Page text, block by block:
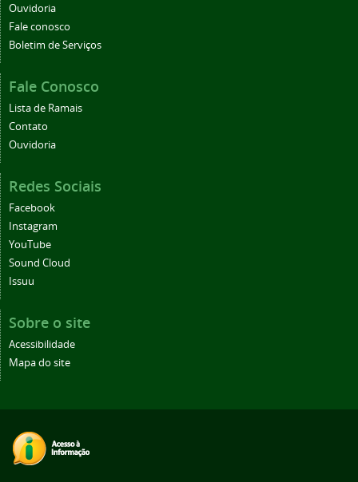
Ouvidoria
Fale conosco
Boletim de Serviços
Fale Conosco
Lista de Ramais
Contato
Ouvidoria
Redes Sociais
Facebook
Instagram
YouTube
Sound Cloud
Issuu
Sobre o site
Acessibilidade
Mapa do site